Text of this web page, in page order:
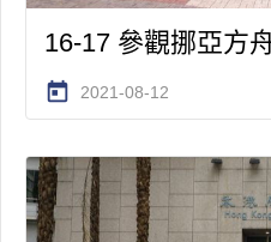
16-17 參觀挪亞方
today 2021-08-12